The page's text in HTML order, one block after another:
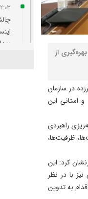
از
۲۰ فروردین ۱۴۰۴ با حضور سرزده در سازمان
استانی این
راهبردی
ظرفیت‌ها،
کرد: این
با در نظر
به تدوین